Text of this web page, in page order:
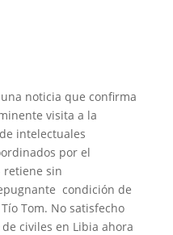
noticia que confirma
visita a la
intelectuales
por el
retiene sin
condición de
Tom. No satisfecho
civiles en Libia ahora